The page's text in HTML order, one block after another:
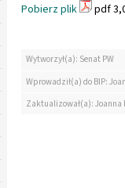
Pobierz plik
pdf
Wytworzył(a): Senat PW
Wprowadził(a) do BIP:
Zaktualizował(a):